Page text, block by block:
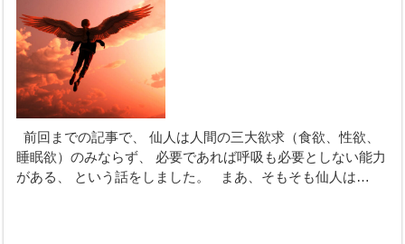
前回までの記事で、 仙人は人間の三大欲求（食欲、性欲、
睡眠欲）のみならず、 必要であれば呼吸も必要としない能力
がある、 という話をしました。 まあ、そもそも仙人は…